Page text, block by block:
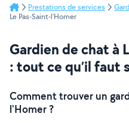
Prestations de services
Le Pas-Saint-l'Homer
Gardien de chat à
: tout ce qu’il faut
Comment trouver un
l'Homer ?